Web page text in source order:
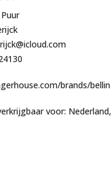
brands/bellin
voor: Nederland,